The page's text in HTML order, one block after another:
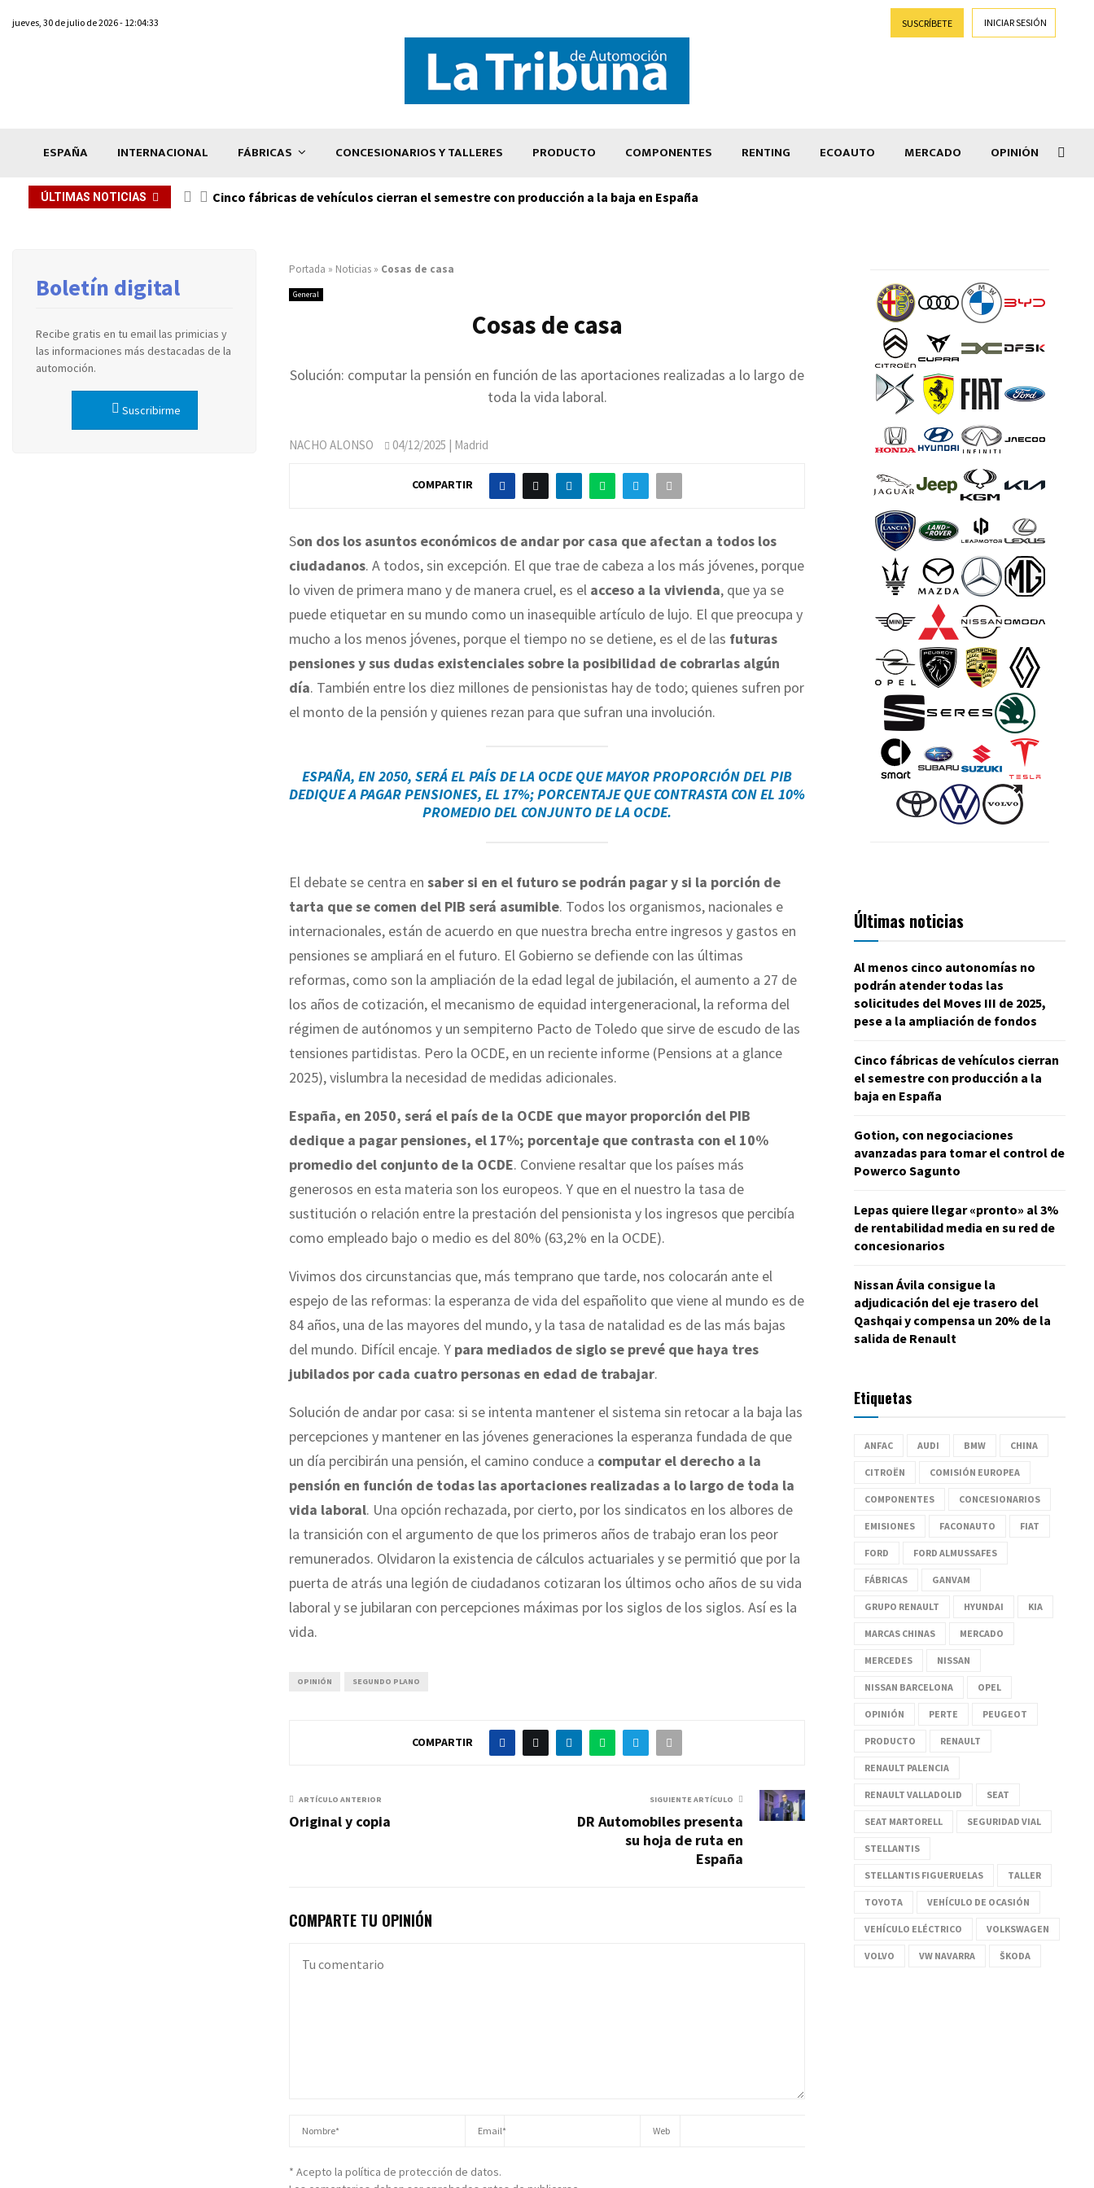
jueves, 30 de julio de 2026 - 12:04:33 SUSCRÍBETE INICIAR SESIÓN
ESPAÑA INTERNACIONAL FÁBRICAS CONCESIONARIOS Y TALLERES PRODUCTO COMPONENTES RENTING ECOAUTO MERCADO OPINIÓN
ÚLTIMAS NOTICIAS Cinco fábricas de vehículos cierran el semestre con producción a la baja en España
Portada » Noticias » Cosas de casa
General
Cosas de casa
Solución: computar la pensión en función de las aportaciones realizadas a lo largo de
toda la vida laboral.
NACHO ALONSO 04/12/2025 | Madrid
COMPARTIR
Son dos los asuntos económicos de andar por casa que afectan a todos los
ciudadanos. A todos, sin excepción. El que trae de cabeza a los más jóvenes, porque
lo viven de primera mano y de manera cruel, es el acceso a la vivienda, que ya se
puede etiquetar en su mundo como un inasequible artículo de lujo. El que preocupa y
mucho a los menos jóvenes, porque el tiempo no se detiene, es el de las futuras
pensiones y sus dudas existenciales sobre la posibilidad de cobrarlas algún
día. También entre los diez millones de pensionistas hay de todo; quienes sufren por
el monto de la pensión y quienes rezan para que sufran una involución.
ESPAÑA, EN 2050, SERÁ EL PAÍS DE LA OCDE QUE MAYOR PROPORCIÓN DEL PIB
DEDIQUE A PAGAR PENSIONES, EL 17%; PORCENTAJE QUE CONTRASTA CON EL 10%
PROMEDIO DEL CONJUNTO DE LA OCDE.
El debate se centra en saber si en el futuro se podrán pagar y si la porción de
tarta que se comen del PIB será asumible. Todos los organismos, nacionales e
internacionales, están de acuerdo en que nuestra brecha entre ingresos y gastos en
pensiones se ampliará en el futuro. El Gobierno se defiende con las últimas
reformas, como son la ampliación de la edad legal de jubilación, el aumento a 27 de
los años de cotización, el mecanismo de equidad intergeneracional, la reforma del
régimen de autónomos y un sempiterno Pacto de Toledo que sirve de escudo de las
tensiones partidistas. Pero la OCDE, en un reciente informe (Pensions at a glance
2025), vislumbra la necesidad de medidas adicionales.
España, en 2050, será el país de la OCDE que mayor proporción del PIB
dedique a pagar pensiones, el 17%; porcentaje que contrasta con el 10%
promedio del conjunto de la OCDE. Conviene resaltar que los países más
generosos en esta materia son los europeos. Y que en el nuestro la tasa de
sustitución o relación entre la prestación del pensionista y los ingresos que percibía
como empleado bajo o medio es del 80% (63,2% en la OCDE).
Vivimos dos circunstancias que, más temprano que tarde, nos colocarán ante el
espejo de las reformas: la esperanza de vida del españolito que viene al mundo es de
84 años, una de las mayores del mundo, y la tasa de natalidad es de las más bajas
del mundo. Difícil encaje. Y para mediados de siglo se prevé que haya tres
jubilados por cada cuatro personas en edad de trabajar.
Solución de andar por casa: si se intenta mantener el sistema sin retocar a la baja las
percepciones y mantener en las jóvenes generaciones la esperanza fundada de que
un día percibirán una pensión, el camino conduce a computar el derecho a la
pensión en función de todas las aportaciones realizadas a lo largo de toda la
vida laboral. Una opción rechazada, por cierto, por los sindicatos en los albores de
la transición con el argumento de que los primeros años de trabajo eran los peor
remunerados. Olvidaron la existencia de cálculos actuariales y se permitió que por la
puerta de atrás una legión de ciudadanos cotizaran los últimos ocho años de su vida
laboral y se jubilaran con percepciones máximas por los siglos de los siglos. Así es la
vida.
OPINIÓN SEGUNDO PLANO
COMPARTIR
ARTÍCULO ANTERIOR
Original y copia
SIGUIENTE ARTÍCULO
DR Automobiles presenta
su hoja de ruta en
España
COMPARTE TU OPINIÓN
* Acepto la política de protección de datos.
Boletín digital
Recibe gratis en tu email las primicias y
las informaciones más destacadas de la
automoción.
Suscribirme
Últimas noticias
Al menos cinco autonomías no
podrán atender todas las
solicitudes del Moves III de 2025,
pese a la ampliación de fondos
Cinco fábricas de vehículos cierran
el semestre con producción a la
baja en España
Gotion, con negociaciones
avanzadas para tomar el control de
Powerco Sagunto
Lepas quiere llegar «pronto» al 3%
de rentabilidad media en su red de
concesionarios
Nissan Ávila consigue la
adjudicación del eje trasero del
Qashqai y compensa un 20% de la
salida de Renault
Etiquetas
ANFAC AUDI BMW CHINA
CITROËN COMISIÓN EUROPEA
COMPONENTES CONCESIONARIOS
EMISIONES FACONAUTO FIAT
FORD FORD ALMUSSAFES
FÁBRICAS GANVAM
GRUPO RENAULT HYUNDAI KIA
MARCAS CHINAS MERCADO
MERCEDES NISSAN
NISSAN BARCELONA OPEL
OPINIÓN PERTE PEUGEOT
PRODUCTO RENAULT
RENAULT PALENCIA
RENAULT VALLADOLID SEAT
SEAT MARTORELL SEGURIDAD VIAL
STELLANTIS
STELLANTIS FIGUERUELAS TALLER
TOYOTA VEHÍCULO DE OCASIÓN
VEHÍCULO ELÉCTRICO VOLKSWAGEN
VOLVO VW NAVARRA ŠKODA